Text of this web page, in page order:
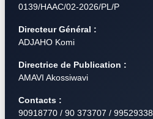
0139/HAAC/02-2026/PL/P
Directeur Général :
ADJAHO Komi
Directrice de Publication :
AMAVI Akossiwavi
Contacts :
90918770 / 90 373707 / 99529338